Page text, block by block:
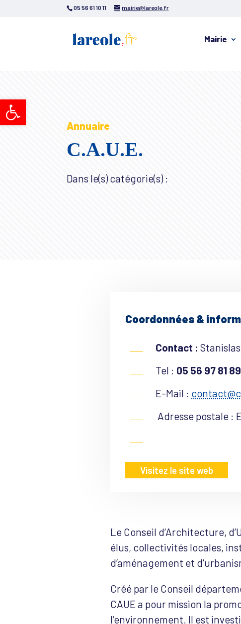
Ouvrir la barre d’outils
05 56 61 10 11 mairie@lareole.fr
Mairie
Annuaire
C.A.U.E.
Dans le(s) catégorie(s) :
Coordonnées &
Contact :
Tel : 05 56 97 81 89
E-Mail :
Adresse postale :
Visitez le site web
Le Conseil d’Architecture,
élus, collectivités locales,
d’aménagement et
Créé par le Conseil
CAUE a pour mission la
l’environnement. Il est